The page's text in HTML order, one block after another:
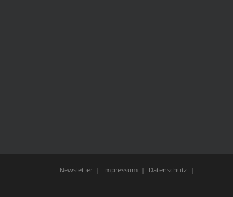
Newsletter | Impressum | Datenschutz |